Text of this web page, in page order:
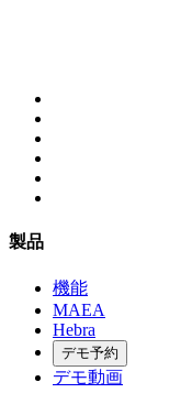
製品
機能
MAEA
Hebra
デモ予約
デモ動画